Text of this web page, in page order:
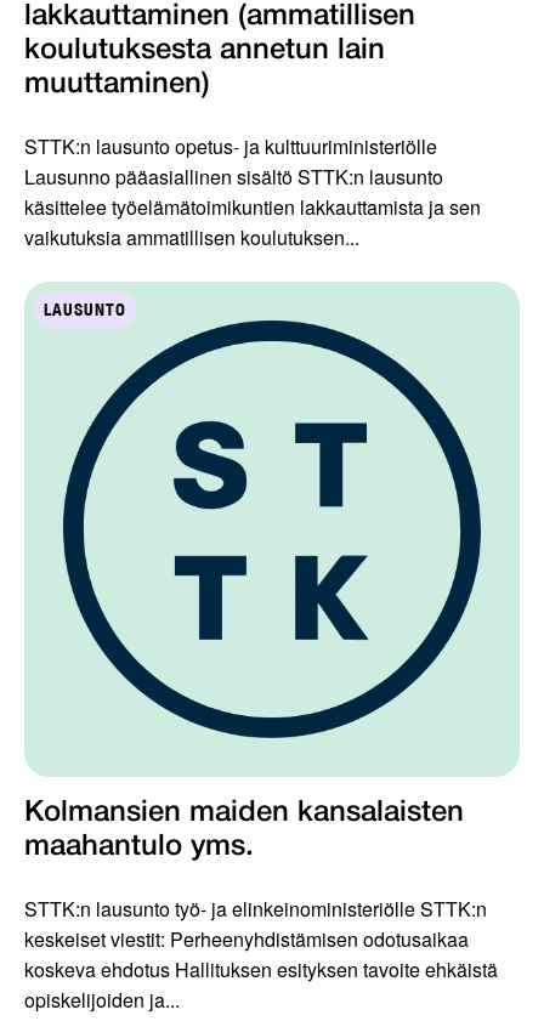
lakkauttaminen (ammatillisen
koulutuksesta annetun lain
muuttaminen)
STTK:n lausunto opetus- ja kulttuuriministeriölle
Lausunno pääasiallinen sisältö STTK:n lausunto
käsittelee työelämätoimikuntien lakkauttamista ja sen
vaikutuksia ammatillisen koulutuksen...
LAUSUNTO
Kolmansien maiden kansalaisten
maahantulo yms.
STTK:n lausunto työ- ja elinkeinoministeriölle STTK:n
keskeiset viestit: Perheenyhdistämisen odotusaikaa
koskeva ehdotus Hallituksen esityksen tavoite ehkäistä
opiskelijoiden ja...